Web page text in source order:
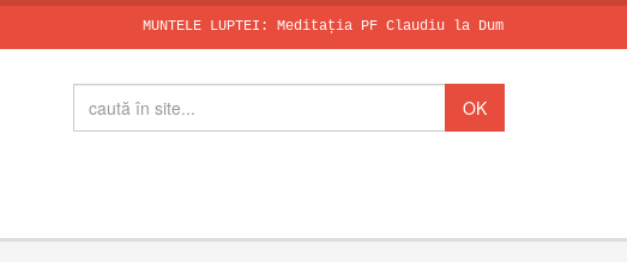
MUNTELE LUPTEI: Meditația PF Claudiu la Duminica a X-a după Rusalii
SFÂNTUL
Papa, în
Invitația PF